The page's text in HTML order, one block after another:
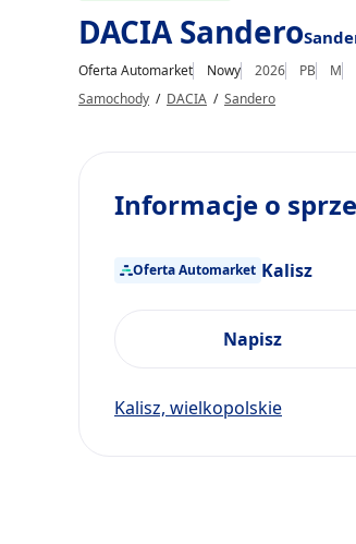
8
DACIA Sandero
Oferta Automarket Nowy 2026 PB M
Samochody / DACIA / Sandero
Informacje o
Oferta Automarket Kalisz
Napisz
Kalisz, wielkopolskie